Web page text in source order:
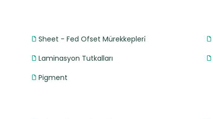
Sheet - Fed Ofset Mürekkepleri̇
Laminasyon Tutkalları
Pigment